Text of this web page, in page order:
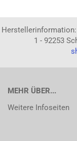
1 - 92253
MEHR ÜBER...
Weitere Infoseiten